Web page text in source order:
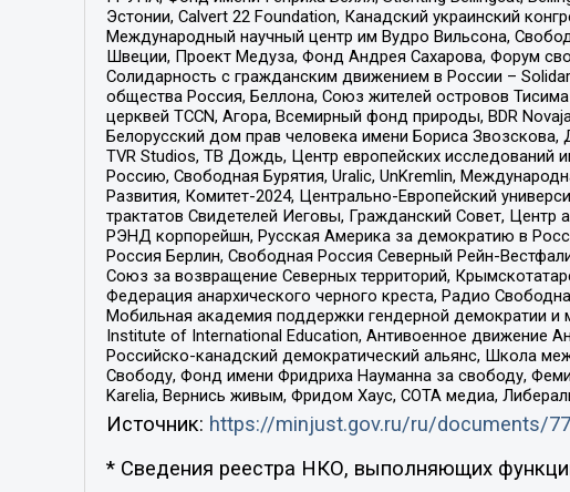
Эстонии, Calvert 22 Foundation, Канадский украинский
Международный научный центр им Вудро Вильсона,
Швеции, Проект Медуза, Фонд Андрея Сахарова, Форум
Солидарность с гражданским движением в России –
общества Россия, Беллона, Союз жителей островов
церквей TCCN, Агора, Всемирный фонд природы, BDR
Белорусский дом прав человека имени Бориса
TVR Studios, ТВ Дождь, Центр европейских исследований
Россию, Свободная Бурятия, Uralic, UnKremlin,
Развития, Комитет-2024, Центрально-Европейский
трактатов Свидетелей Иеговы, Гражданский Совет, Центр
РЭНД корпорейшн, Русская Америка за демократию в
Россия Берлин, Свободная Россия Северный Рейн-
Союз за возвращение Северных территорий,
Федерация анархического черного креста, Радио
Мобильная академия поддержки гендерной демократии и
Institute of International Education, Антивоенное движение
Российско-канадский демократический альянс, Школа
Свободу, Фонд имени Фридриха Науманна за свободу,
Karelia, Вернись живым, Фридом Хаус, СОТА медиа,
Источник: https://minjust.gov.ru/ru/documents/
* Сведения реестра НКО, выполняющих